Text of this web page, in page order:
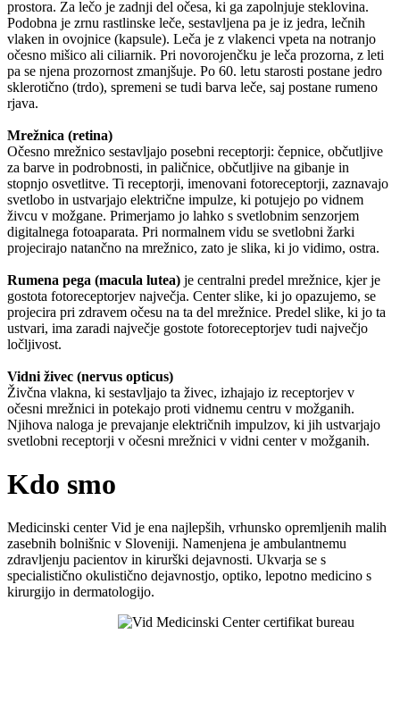
prostora. Za lečo je zadnji del očesa, ki ga zapolnjuje steklovina.
Podobna je zrnu rastlinske leče, sestavljena pa je iz jedra, lečnih
vlaken in ovojnice (kapsule). Leča je z vlakenci vpeta na notranjo
očesno mišico ali ciliarnik. Pri novorojenčku je leča prozorna, z leti
pa se njena prozornost zmanjšuje. Po 60. letu starosti postane jedro
sklerotično (trdo), spremeni se tudi barva leče, saj postane rumeno
rjava.
Mrežnica (retina)
Očesno mrežnico sestavljajo posebni receptorji: čepnice, občutljive
za barve in podrobnosti, in paličnice, občutljive na gibanje in
stopnjo osvetlitve. Ti receptorji, imenovani fotoreceptorji, zaznavajo
svetlobo in ustvarjajo električne impulze, ki potujejo po vidnem
živcu v možgane. Primerjamo jo lahko s svetlobnim senzorjem
digitalnega fotoaparata. Pri normalnem vidu se svetlobni žarki
projecirajo natančno na mrežnico, zato je slika, ki jo vidimo, ostra.
Rumena pega (macula lutea) je centralni predel mrežnice, kjer je
gostota fotoreceptorjev največja. Center slike, ki jo opazujemo, se
projecira pri zdravem očesu na ta del mrežnice. Predel slike, ki jo ta
ustvari, ima zaradi največje gostote fotoreceptorjev tudi največjo
ločljivost.
Vidni živec (nervus opticus)
Živčna vlakna, ki sestavljajo ta živec, izhajajo iz receptorjev v
očesni mrežnici in potekajo proti vidnemu centru v možganih.
Njihova naloga je prevajanje električnih impulzov, ki jih ustvarjajo
svetlobni receptorji v očesni mrežnici v vidni center v možganih.
Kdo smo
Medicinski center Vid je ena najlepših, vrhunsko opremljenih malih
zasebnih bolnišnic v Sloveniji. Namenjena je ambulantnemu
zdravljenju pacientov in kirurški dejavnosti. Ukvarja se s
specialistično okulistično dejavnostjo, optiko, lepotno medicino s
kirurgijo in dermatologijo.